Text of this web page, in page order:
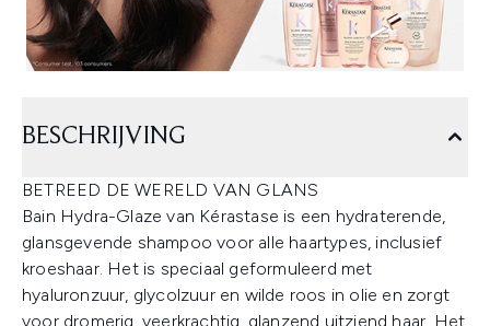
BESCHRIJVING
BETREED DE WERELD VAN GLANS
Bain Hydra-Glaze van Kérastase is een hydraterende,
glansgevende shampoo voor alle haartypes, inclusief
kroeshaar. Het is speciaal geformuleerd met
hyaluronzuur, glycolzuur en wilde roos in olie en zorgt
voor dromerig, veerkrachtig, glanzend uitziend haar. Het